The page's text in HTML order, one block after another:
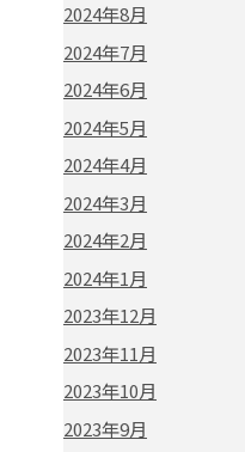
2024年8月
2024年7月
2024年6月
2024年5月
2024年4月
2024年3月
2024年2月
2024年1月
2023年12月
2023年11月
2023年10月
2023年9月